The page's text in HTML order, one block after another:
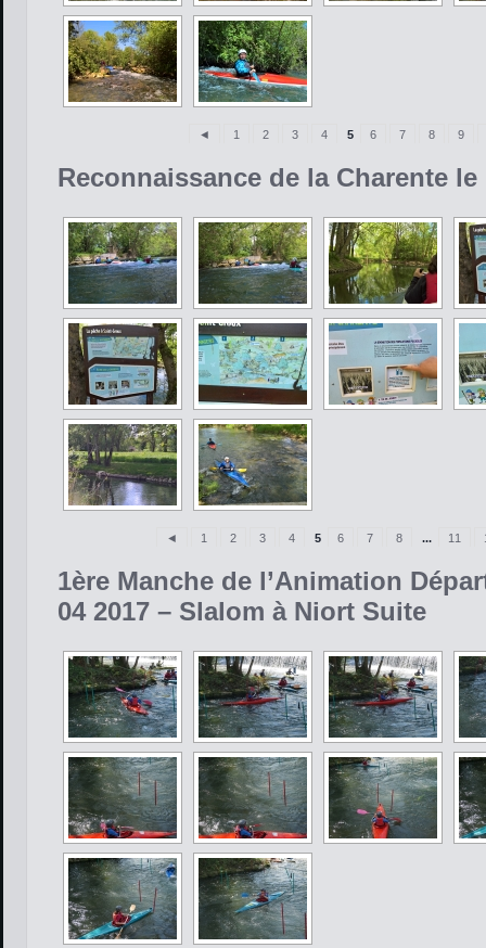
◄ 1 2 3 4 5 6 7 8 9
Reconnaissance de la Charente le
◄ 1 2 3 4 5 6 7 8 ... 11
1ère Manche de l’Animation
04 2017 – Slalom à Niort Suite